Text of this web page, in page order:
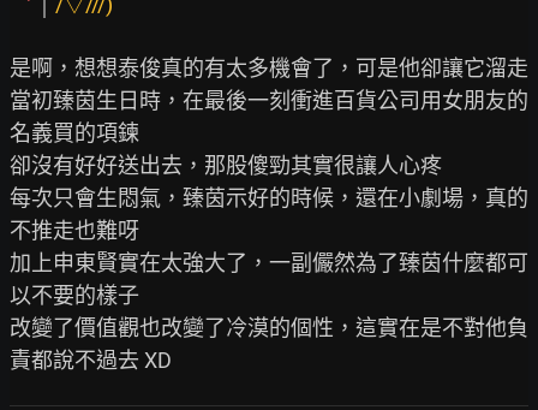
是啊，想想泰俊真的有太多機會了，可是他卻讓它溜走
當初臻茵生日時，在最後一刻衝進百貨公司用女朋友的
名義買的項鍊
卻沒有好好送出去，那股傻勁其實很讓人心疼
每次只會生悶氣，臻茵示好的時候，還在小劇場，真的
不推走也難呀
加上申東賢實在太強大了，一副儼然為了臻茵什麼都可
以不要的樣子
改變了價值觀也改變了冷漠的個性，這實在是不對他負